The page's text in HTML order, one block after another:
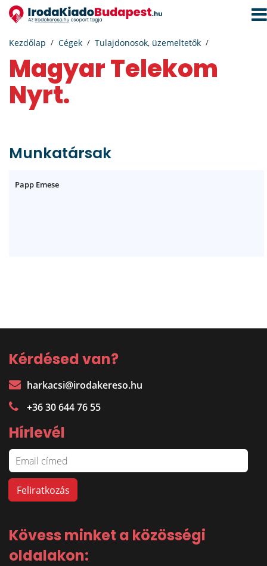
Kezdőlap Cégek Tulajdonosok, üzemeltetők
Magyar Telekom
Nyrt.
Munkatársak
Papp Emese
Kérdésed van?
harkacsi@irodakereso.hu
+36 30 644 76 55
Hírlevél
Kövess minket a közösségi
oldalakon: